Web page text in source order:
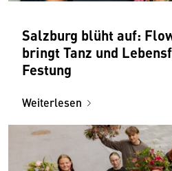
Salzburg blüht auf:
bringt Tanz und
Festung
Weiterlesen